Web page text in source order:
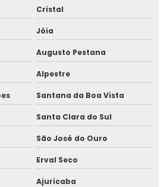
Cristal
Jóia
Augusto Pestana
Alpestre
Santana da Boa Vista
Santa Clara do Sul
São José do Ouro
Erval Seco
Ajuricaba